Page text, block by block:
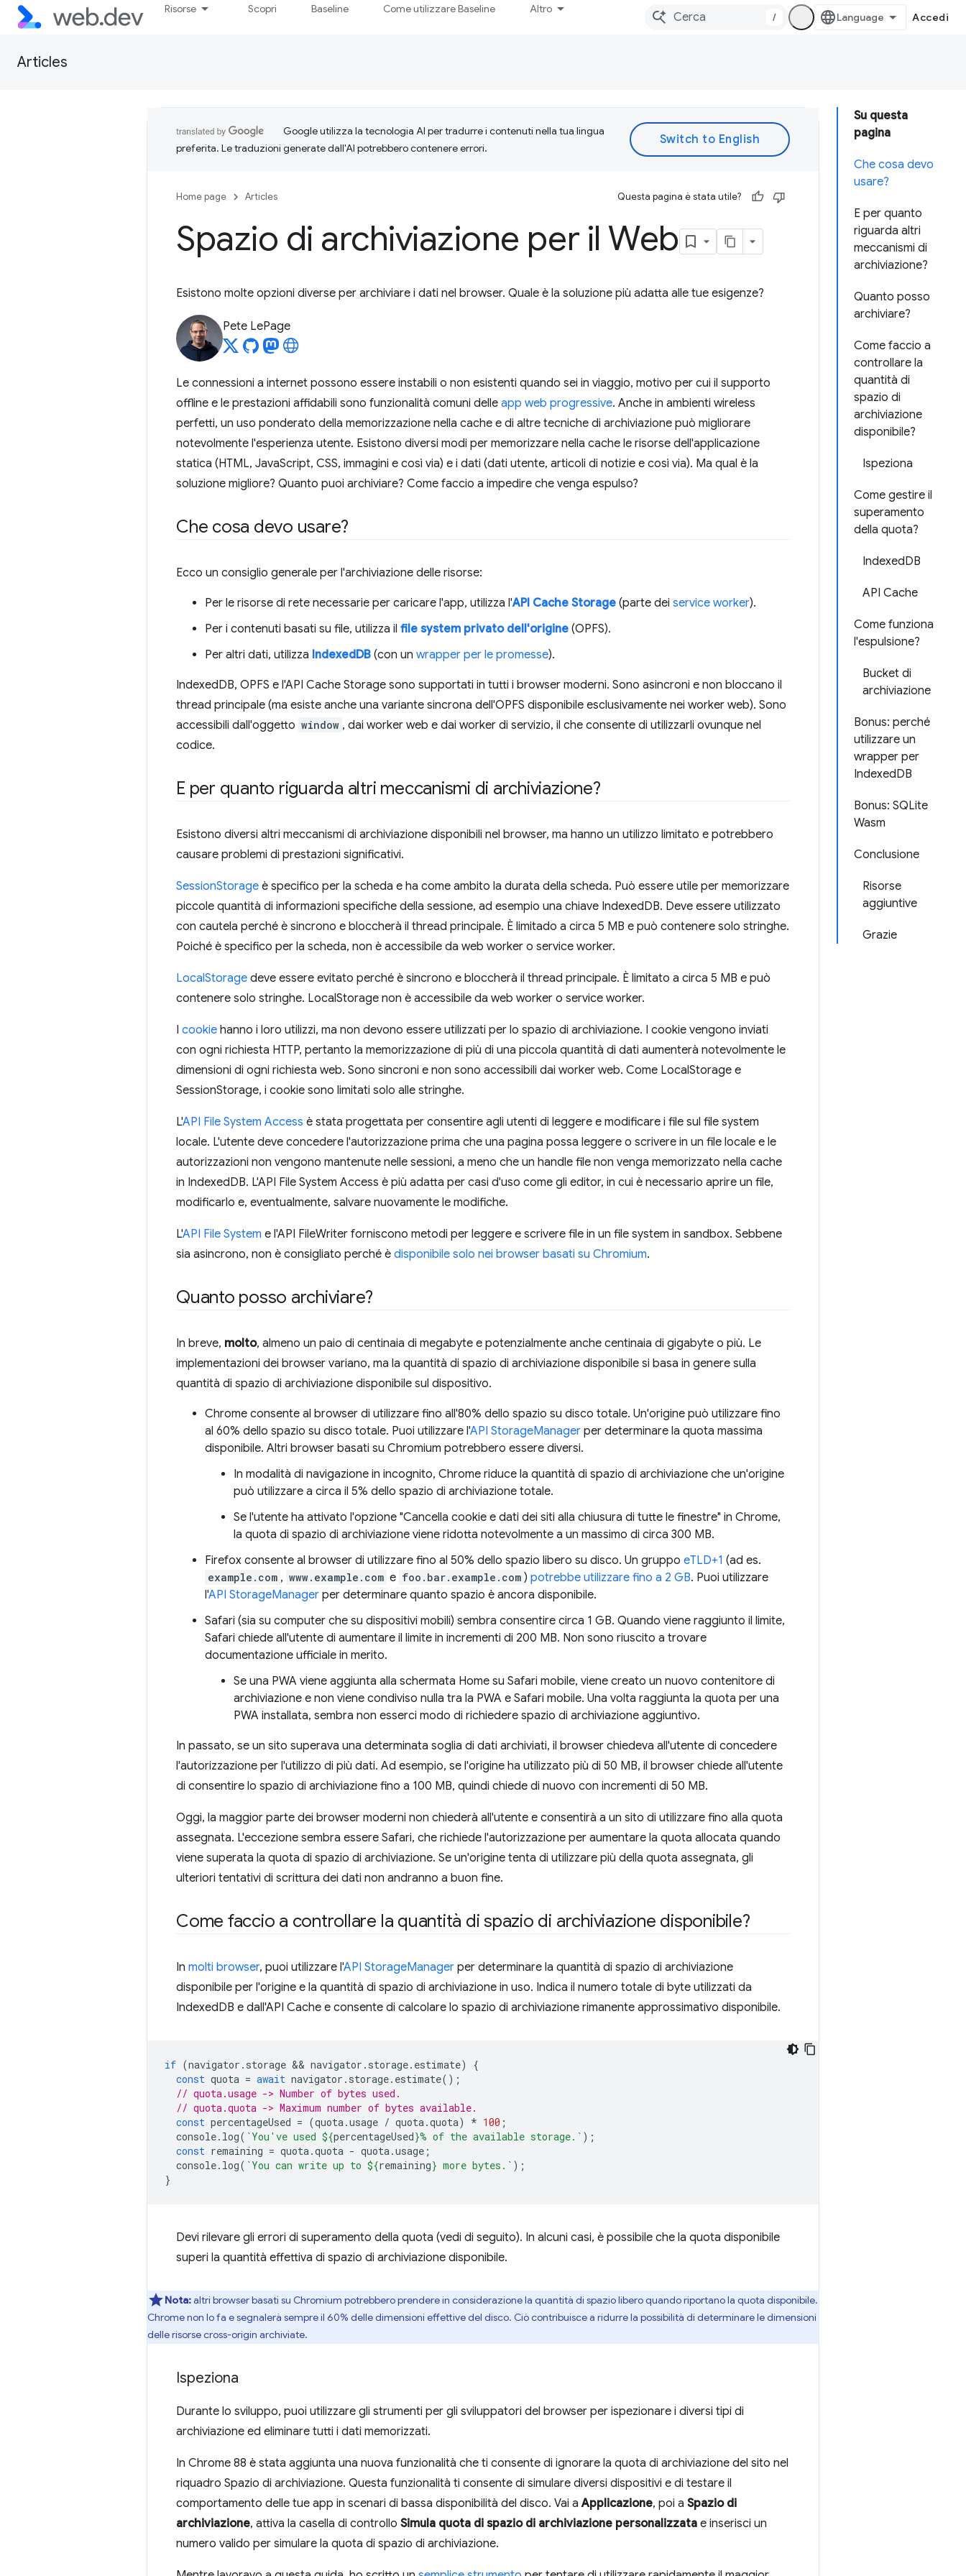
Risorse Scopri Baseline Come utilizzare Baseline Altro
/ Accedi
Articles
Su questa
pagina
Che cosa devo
usare?
E per quanto
riguarda altri
meccanismi di
archiviazione?
Quanto posso
archiviare?
Come faccio a
controllare la
quantità di
spazio di
archiviazione
disponibile?
Ispeziona
Come gestire il
superamento
della quota?
IndexedDB
API Cache
Come funziona
l'espulsione?
Bucket di
archiviazione
Bonus: perché
utilizzare un
wrapper per
IndexedDB
Bonus: SQLite
Wasm
Conclusione
Risorse
aggiuntive
Grazie
Google utilizza la tecnologia AI per tradurre i contenuti nella tua lingua
preferita. Le traduzioni generate dall'AI potrebbero contenere errori.
Home page Articles Questa pagina è stata utile?
Spazio di archiviazione per il Web
Esistono molte opzioni diverse per archiviare i dati nel browser. Quale è la soluzione più adatta alle tue esigenze?
Pete LePage
Le connessioni a internet possono essere instabili o non esistenti quando sei in viaggio, motivo per cui il supporto
offline e le prestazioni affidabili sono funzionalità comuni delle app web progressive. Anche in ambienti wireless
perfetti, un uso ponderato della memorizzazione nella cache e di altre tecniche di archiviazione può migliorare
notevolmente l'esperienza utente. Esistono diversi modi per memorizzare nella cache le risorse dell'applicazione
statica (HTML, JavaScript, CSS, immagini e così via) e i dati (dati utente, articoli di notizie e così via). Ma qual è la
soluzione migliore? Quanto puoi archiviare? Come faccio a impedire che venga espulso?
Che cosa devo usare?
Ecco un consiglio generale per l'archiviazione delle risorse:
Per le risorse di rete necessarie per caricare l'app, utilizza l'API Cache Storage (parte dei service worker).
Per i contenuti basati su file, utilizza il file system privato dell'origine (OPFS).
Per altri dati, utilizza IndexedDB (con un wrapper per le promesse).
IndexedDB, OPFS e l'API Cache Storage sono supportati in tutti i browser moderni. Sono asincroni e non bloccano il
thread principale (ma esiste anche una variante sincrona dell'OPFS disponibile esclusivamente nei worker web). Sono
accessibili dall'oggetto window , dai worker web e dai worker di servizio, il che consente di utilizzarli ovunque nel
codice.
E per quanto riguarda altri meccanismi di archiviazione?
Esistono diversi altri meccanismi di archiviazione disponibili nel browser, ma hanno un utilizzo limitato e potrebbero
causare problemi di prestazioni significativi.
SessionStorage è specifico per la scheda e ha come ambito la durata della scheda. Può essere utile per memorizzare
piccole quantità di informazioni specifiche della sessione, ad esempio una chiave IndexedDB. Deve essere utilizzato
con cautela perché è sincrono e bloccherà il thread principale. È limitado a circa 5 MB e può contenere solo stringhe.
Poiché è specifico per la scheda, non è accessibile da web worker o service worker.
LocalStorage deve essere evitato perché è sincrono e bloccherà il thread principale. È limitato a circa 5 MB e può
contenere solo stringhe. LocalStorage non è accessibile da web worker o service worker.
I cookie hanno i loro utilizzi, ma non devono essere utilizzati per lo spazio di archiviazione. I cookie vengono inviati
con ogni richiesta HTTP, pertanto la memorizzazione di più di una piccola quantità di dati aumenterà notevolmente le
dimensioni di ogni richiesta web. Sono sincroni e non sono accessibili dai worker web. Come LocalStorage e
SessionStorage, i cookie sono limitati solo alle stringhe.
L'API File System Access è stata progettata per consentire agli utenti di leggere e modificare i file sul file system
locale. L'utente deve concedere l'autorizzazione prima che una pagina possa leggere o scrivere in un file locale e le
autorizzazioni non vengono mantenute nelle sessioni, a meno che un handle file non venga memorizzato nella cache
in IndexedDB. L'API File System Access è più adatta per casi d'uso come gli editor, in cui è necessario aprire un file,
modificarlo e, eventualmente, salvare nuovamente le modifiche.
L'API File System e l'API FileWriter forniscono metodi per leggere e scrivere file in un file system in sandbox. Sebbene
sia asincrono, non è consigliato perché è disponibile solo nei browser basati su Chromium.
Quanto posso archiviare?
In breve, molto, almeno un paio di centinaia di megabyte e potenzialmente anche centinaia di gigabyte o più. Le
implementazioni dei browser variano, ma la quantità di spazio di archiviazione disponibile si basa in genere sulla
quantità di spazio di archiviazione disponibile sul dispositivo.
Chrome consente al browser di utilizzare fino all'80% dello spazio su disco totale. Un'origine può utilizzare fino
al 60% dello spazio su disco totale. Puoi utilizzare l'API StorageManager per determinare la quota massima
disponibile. Altri browser basati su Chromium potrebbero essere diversi.
In modalità di navigazione in incognito, Chrome riduce la quantità di spazio di archiviazione che un'origine
può utilizzare a circa il 5% dello spazio di archiviazione totale.
Se l'utente ha attivato l'opzione "Cancella cookie e dati dei siti alla chiusura di tutte le finestre" in Chrome,
la quota di spazio di archiviazione viene ridotta notevolmente a un massimo di circa 300 MB.
Firefox consente al browser di utilizzare fino al 50% dello spazio libero su disco. Un gruppo eTLD+1 (ad es.
example.com , www.example.com e foo.bar.example.com ) potrebbe utilizzare fino a 2 GB. Puoi utilizzare
l'API StorageManager per determinare quanto spazio è ancora disponibile.
Safari (sia su computer che su dispositivi mobili) sembra consentire circa 1 GB. Quando viene raggiunto il limite,
Safari chiede all'utente di aumentare il limite in incrementi di 200 MB. Non sono riuscito a trovare
documentazione ufficiale in merito.
Se una PWA viene aggiunta alla schermata Home su Safari mobile, viene creato un nuovo contenitore di
archiviazione e non viene condiviso nulla tra la PWA e Safari mobile. Una volta raggiunta la quota per una
PWA installata, sembra non esserci modo di richiedere spazio di archiviazione aggiuntivo.
In passato, se un sito superava una determinata soglia di dati archiviati, il browser chiedeva all'utente di concedere
l'autorizzazione per l'utilizzo di più dati. Ad esempio, se l'origine ha utilizzato più di 50 MB, il browser chiede all'utente
di consentire lo spazio di archiviazione fino a 100 MB, quindi chiede di nuovo con incrementi di 50 MB.
Oggi, la maggior parte dei browser moderni non chiederà all'utente e consentirà a un sito di utilizzare fino alla quota
assegnata. L'eccezione sembra essere Safari, che richiede l'autorizzazione per aumentare la quota allocata quando
viene superata la quota di spazio di archiviazione. Se un'origine tenta di utilizzare più della quota assegnata, gli
ulteriori tentativi di scrittura dei dati non andranno a buon fine.
Come faccio a controllare la quantità di spazio di archiviazione disponibile?
In molti browser, puoi utilizzare l'API StorageManager per determinare la quantità di spazio di archiviazione
disponibile per l'origine e la quantità di spazio di archiviazione in uso. Indica il numero totale di byte utilizzati da
IndexedDB e dall'API Cache e consente di calcolare lo spazio di archiviazione rimanente approssimativo disponibile.
if (navigator . storage && navigator . storage. estimate)
{
const quota = await navigator . storage. estimate();
// quota.usage -> Number of bytes used.
// quota.quota -> Maximum number of bytes available.
const percentageUsed = (quota.usage / quota.quota) * 100 ;
console. log( `You've used ${percentageUsed}% of the available storage.` );
const remaining = quota.quota - quota.usage ;
console. log( `You can write up to ${remaining} more bytes.` );
}
Devi rilevare gli errori di superamento della quota (vedi di seguito). In alcuni casi, è possibile che la quota disponibile
superi la quantità effettiva di spazio di archiviazione disponibile.
Nota:altri browser basati su Chromium potrebbero prendere in considerazione la quantità di spazio libero quando riportano la quota disponibile.
Chrome non lo fa e segnalerà sempre il 60% delle dimensioni effettive del disco. Ciò contribuisce a ridurre la possibilità di determinare le dimensioni
delle risorse cross-origin archiviate.
Ispeziona
Durante lo sviluppo, puoi utilizzare gli strumenti per gli sviluppatori del browser per ispezionare i diversi tipi di
archiviazione ed eliminare tutti i dati memorizzati.
In Chrome 88 è stata aggiunta una nuova funzionalità che ti consente di ignorare la quota di archiviazione del sito nel
riquadro Spazio di archiviazione. Questa funzionalità ti consente di simulare diversi dispositivi e di testare il
comportamento delle tue app in scenari di bassa disponibilità del disco. Vai aApplicazione, poi a Spazio di
archiviazione, attiva la casella di controllo Simula quota di spazio di archiviazione personalizzata e inserisci un
numero valido per simulare la quota di spazio di archiviazione.